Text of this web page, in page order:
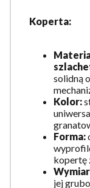
Koperta:
solidną
Kolor:
Forma:
kopertę
jej